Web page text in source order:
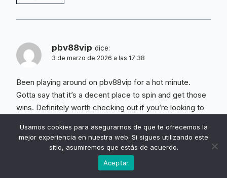
pbv88vip dice:
3 de marzo de 2026 a las 17:38
Been playing around on pbv88vip for a hot minute.
Gotta say that it’s a decent place to spin and get those
wins. Definitely worth checking out if you’re looking to
Responder
Usamos cookies para asegurarnos de que te ofrecemos la
mejor experiencia en nuestra web. Si sigues utilizando este
sitio, asumiremos que estás de acuerdo.
Aceptar